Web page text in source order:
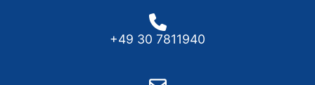
+49 30 7811940